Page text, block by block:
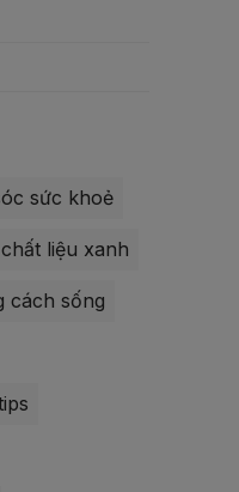
sức khoẻ
chất liệu xanh
cách sống